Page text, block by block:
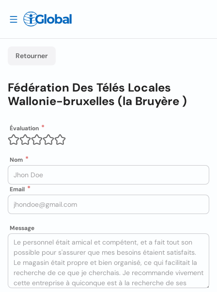
Retourner
Fédération Des Télés Locales
Wallonie-bruxelles (la Bruyère )
Évaluation
Nom
Email
Message